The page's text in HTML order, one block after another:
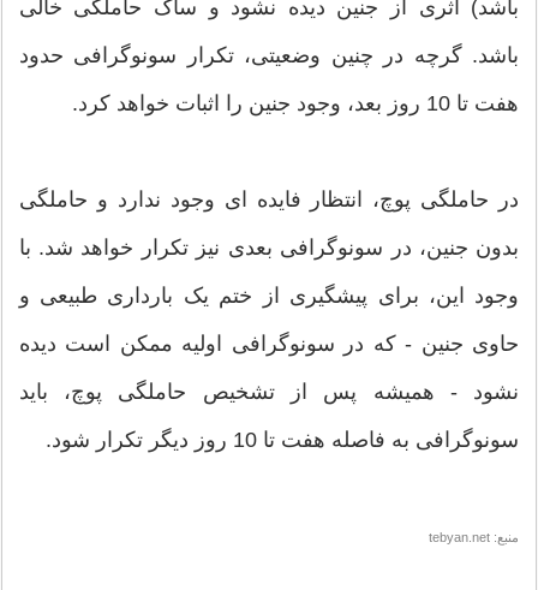
باشد) اثری از جنین دیده نشود و ساک حاملگی خالی
باشد. گرچه در چنین وضعیتی، تکرار سونوگرافی حدود
هفت تا 10 روز بعد، وجود جنین را اثبات خواهد کرد.
در حاملگی پوچ، انتظار فایده ای وجود ندارد و حاملگی
بدون جنین، در سونوگرافی بعدی نیز تکرار خواهد شد. با
وجود این، برای پیشگیری از ختم یک بارداری طبیعی و
حاوی جنین - که در سونوگرافی اولیه ممکن است دیده
نشود - همیشه پس از تشخیص حاملگی پوچ، باید
سونوگرافی به فاصله هفت تا 10 روز دیگر تکرار شود.
منبع: tebyan.net